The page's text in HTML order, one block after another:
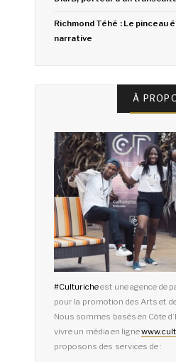
Richmond Téhé : Le pinceau
narrative
À
#Culturicheest une agence de
pour la promotion des Arts et
Nous sommes basés en Côte
vivre un média en ligne
proposons des services de :